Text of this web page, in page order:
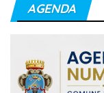
AGENDA